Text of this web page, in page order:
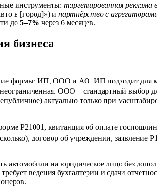
инструменты: таргетированная реклама
в [город]») и партнёрство с
до 5–7% через 6 месяцев.
бизнеса
формы: ИП, ООО и АО. ИП подходит для
ООО – стандартный выбор
актуально только при
Р21001, квитанция об оплате
договор об учреждении,
автомобили на юридическое лицо без
ведения бухгалтерии и сдачи